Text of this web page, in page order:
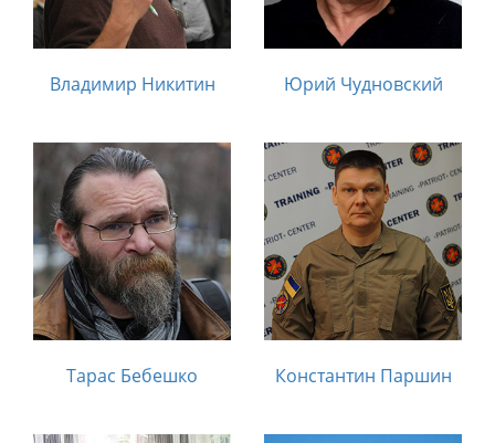
Владимир Никитин Юрий Чудновский
Тарас Бебешко Константин Паршин